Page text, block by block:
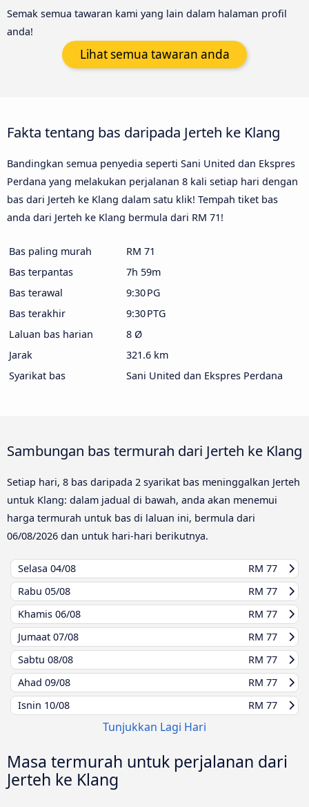
Semak semua tawaran kami yang lain dalam halaman profil
anda!
Lihat semua tawaran anda
Fakta tentang bas daripada Jerteh ke Klang
Bandingkan semua penyedia seperti Sani United dan Ekspres
Perdana yang melakukan perjalanan 8 kali setiap hari dengan
bas dari Jerteh ke Klang dalam satu klik! Tempah tiket bas
anda dari Jerteh ke Klang bermula dari RM 71!
Bas paling murah
RM 71
Bas terpantas
7h 59m
Bas terawal
9:30 PG
Bas terakhir
9:30 PTG
Laluan bas harian
8 Ø
Jarak
321.6 km
Syarikat bas
Sani United dan Ekspres Perdana
Sambungan bas termurah dari Jerteh ke Klang
Setiap hari, 8 bas daripada 2 syarikat bas meninggalkan Jerteh
untuk Klang: dalam jadual di bawah, anda akan menemui
harga termurah untuk bas di laluan ini, bermula dari
06/08/2026 dan untuk hari-hari berikutnya.
Selasa 04/08
RM 77
Rabu 05/08
RM 77
Khamis 06/08
RM 77
Jumaat 07/08
RM 77
Sabtu 08/08
RM 77
Ahad 09/08
RM 77
Isnin 10/08 RM 77
Tunjukkan Lagi Hari
Masa termurah untuk perjalanan dari
Jerteh ke Klang